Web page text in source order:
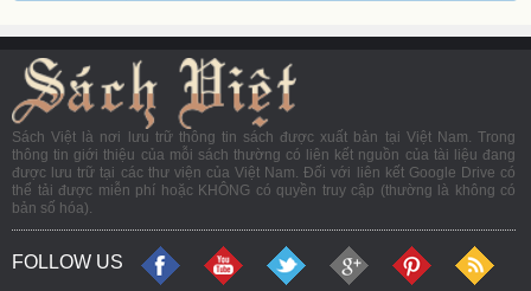
Sách Việt là nơi lưu trữ thông tin sách được xuất bản tại Việt Nam. Trong
thông tin giới thiệu của mỗi sách thường có liên kết nguồn của tài liệu đang
được lưu trữ tại các thư viện của Việt Nam. Đối với liên kết Google Drive có
thể tải được miễn phí hoặc KHÔNG có quyền truy cập (thường là không có
bản số hóa).
FOLLOW US